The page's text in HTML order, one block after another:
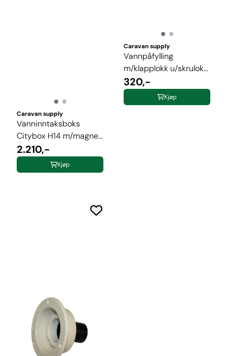
Caravan supply
Vanninntaksboks
Citybox H14 m/magnet
hvit
2.210,-
Kjøp
Caravan supply
Vannpåfylling
m/klapplokk u/skrulokk
12x14cm H14 ...
320,-
Kjøp